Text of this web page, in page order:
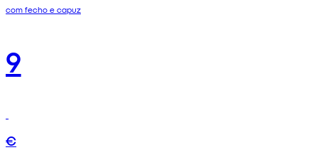
com fecho e capuz
9
€